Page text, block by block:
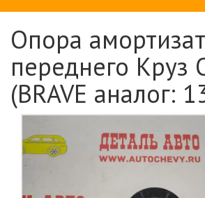
Опора
переднего Круз
(BRAVE аналог: